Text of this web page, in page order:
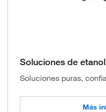
Soluciones de
Soluciones puras,
Más